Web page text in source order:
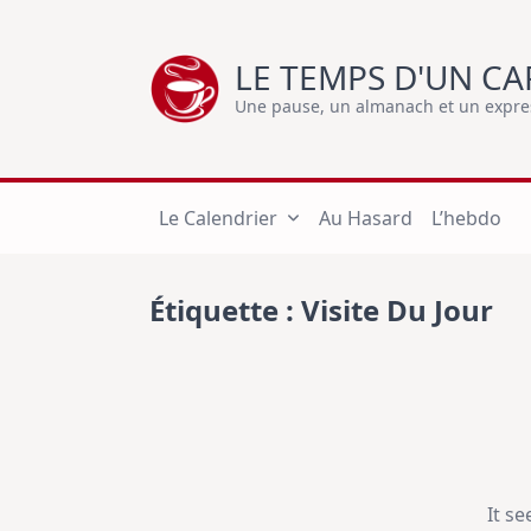
LE TEMPS D'UN
Une pause, un almanach et un
Le Calendrier Au Hasard L’hebdo
Étiquette : Visite Du Jour
It